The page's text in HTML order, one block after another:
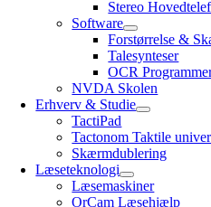
Stereo
Software
Forstørrelse &
Talesynteser
OCR
NVDA Skolen
Erhverv & Studie
TactiPad
Tactonom Taktile
Skærmdublering
Læseteknologi
Læsemaskiner
OrCam Læsehjælp